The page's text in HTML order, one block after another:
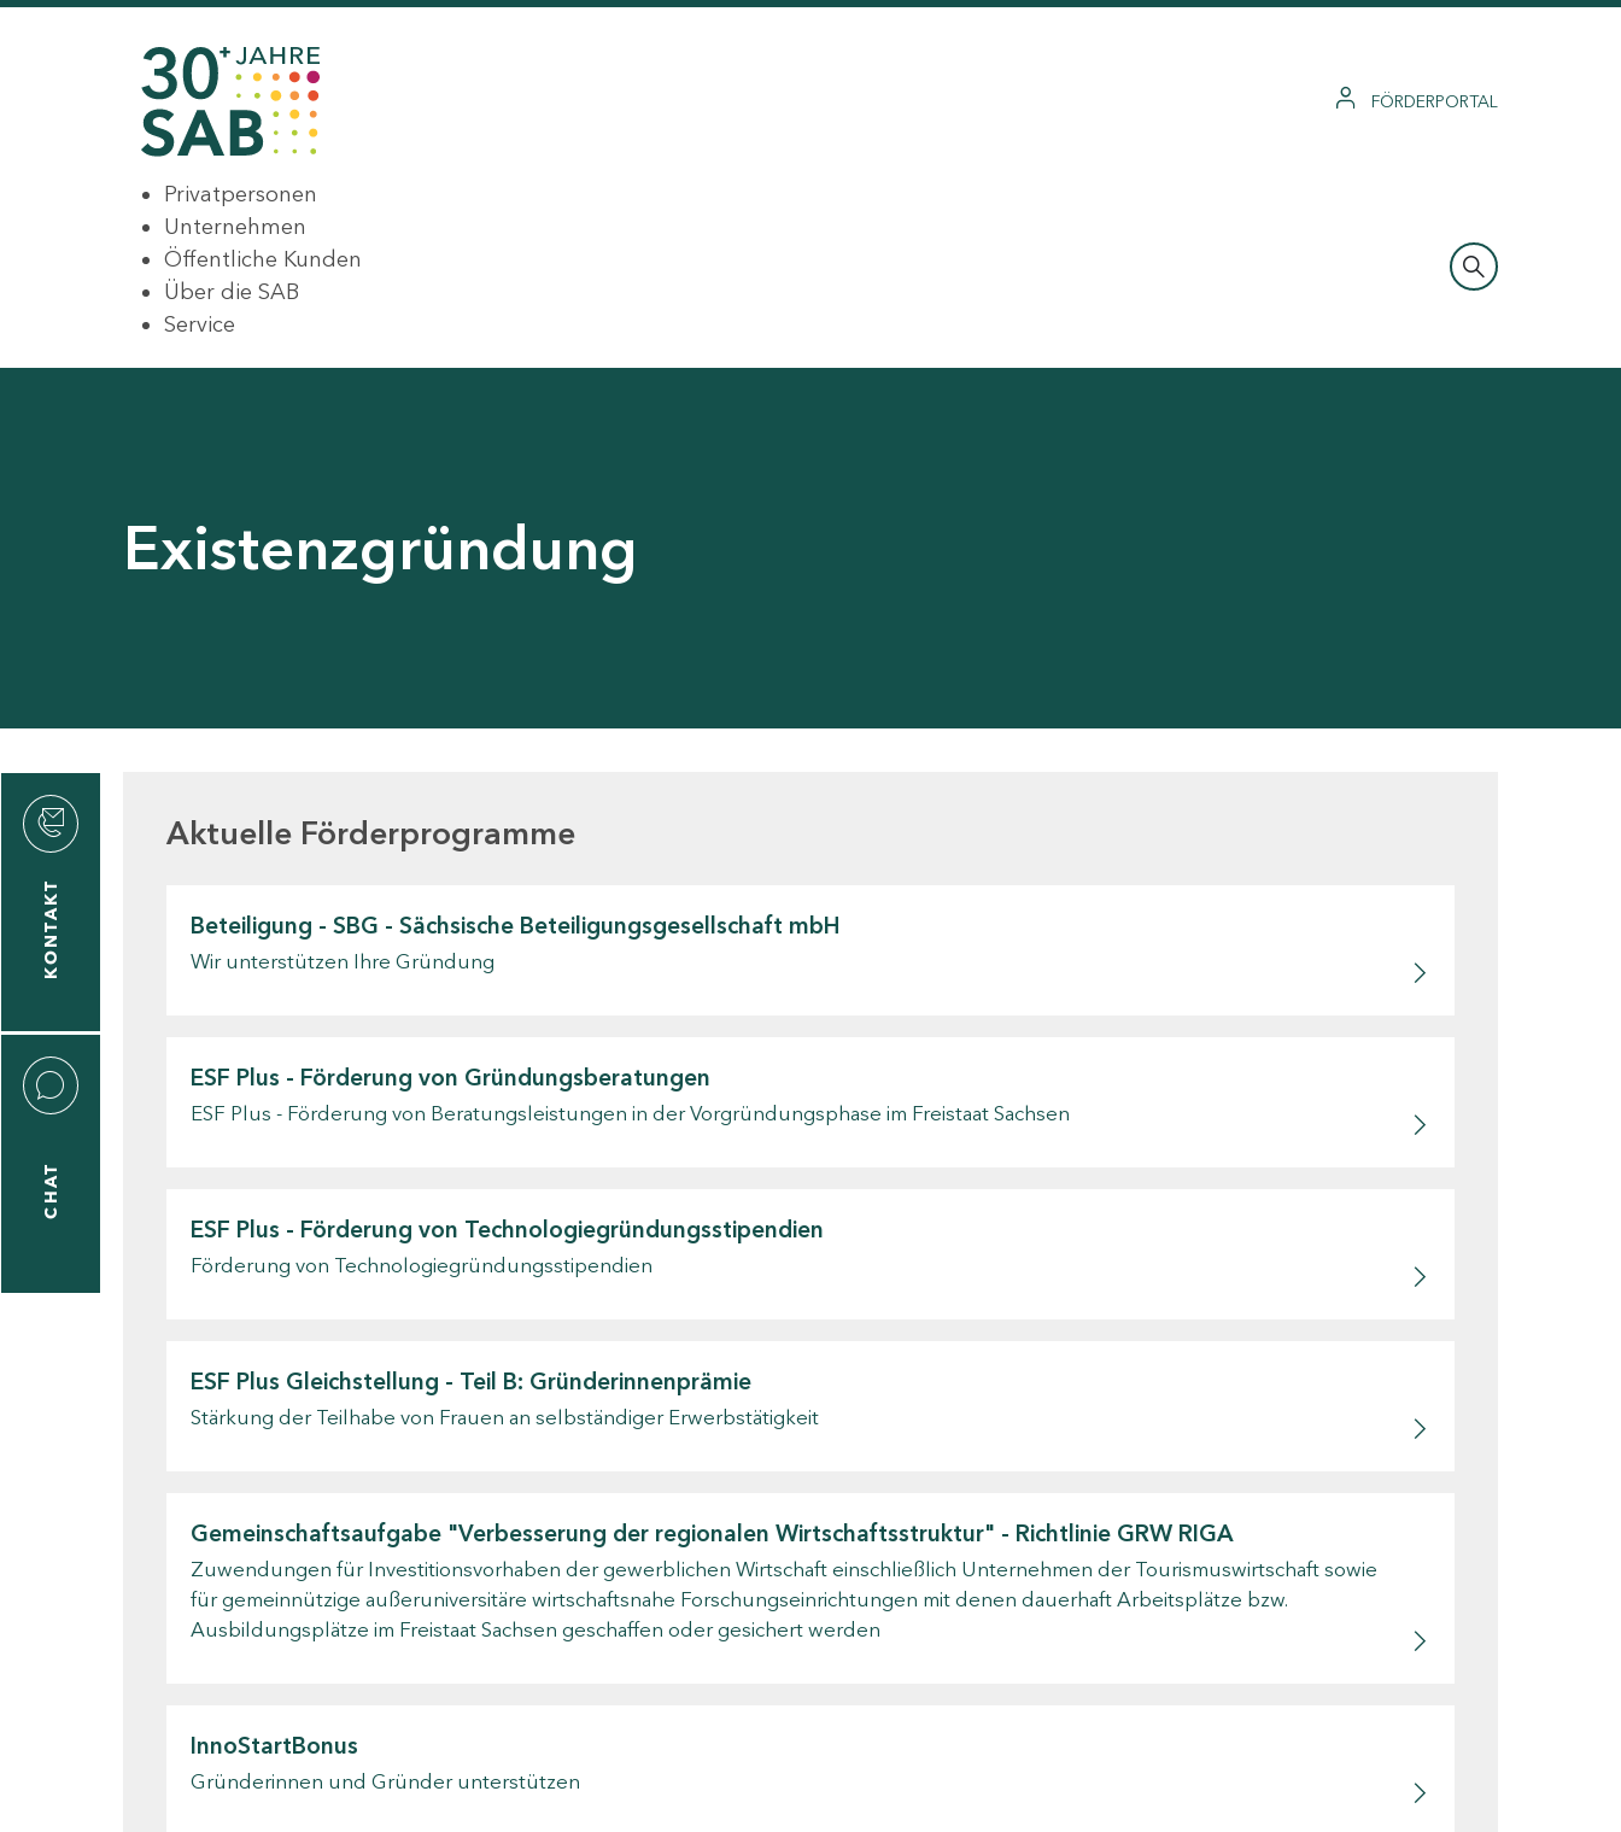
FÖRDERPORTAL
Privatpersonen
Unternehmen
Öffentliche Kunden
Über die SAB
Service
Existenzgründung
KONTAKT
CHAT
Aktuelle Förderprogramme
Beteiligung - SBG - Sächsische Beteiligungsgesellschaft mbH
Wir unterstützen Ihre Gründung
ESF Plus - Förderung von Gründungsberatungen
ESF Plus - Förderung von Beratungsleistungen in der Vorgründungsphase im Freistaat Sachsen
ESF Plus - Förderung von Technologiegründungsstipendien
Förderung von Technologiegründungsstipendien
ESF Plus Gleichstellung - Teil B: Gründerinnenprämie
Stärkung der Teilhabe von Frauen an selbständiger Erwerbstätigkeit
Gemeinschaftsaufgabe "Verbesserung der regionalen Wirtschaftsstruktur" - Richtlinie GRW RIGA
Zuwendungen für Investitionsvorhaben der gewerblichen Wirtschaft einschließlich Unternehmen der Tourismuswirtschaft sowie
für gemeinnützige außeruniversitäre wirtschaftsnahe Forschungseinrichtungen mit denen dauerhaft Arbeitsplätze bzw.
Ausbildungsplätze im Freistaat Sachsen geschaffen oder gesichert werden
InnoStartBonus
Gründerinnen und Gründer unterstützen